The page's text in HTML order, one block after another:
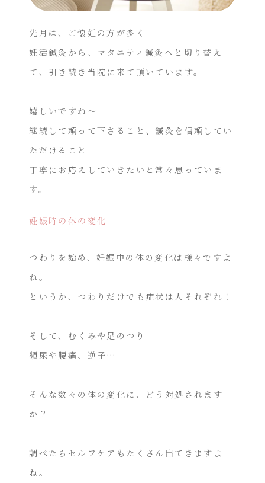
先月は、ご懐妊の方が多く
妊活鍼灸から、マタニティ鍼灸へと切り替え
て、引き続き当院に来て頂いています。
嬉しいですね〜
継続して頼って下さること、鍼灸を信頼してい
ただけること
丁寧にお応えしていきたいと常々思っていま
す。
妊娠時の体の変化
つわりを始め、妊娠中の体の変化は様々ですよ
ね。
というか、つわりだけでも症状は人それぞれ！
そして、むくみや足のつり
頻尿や腰痛、逆子…
そんな数々の体の変化に、どう対処されます
か？
調べたらセルフケアもたくさん出てきますよ
ね。